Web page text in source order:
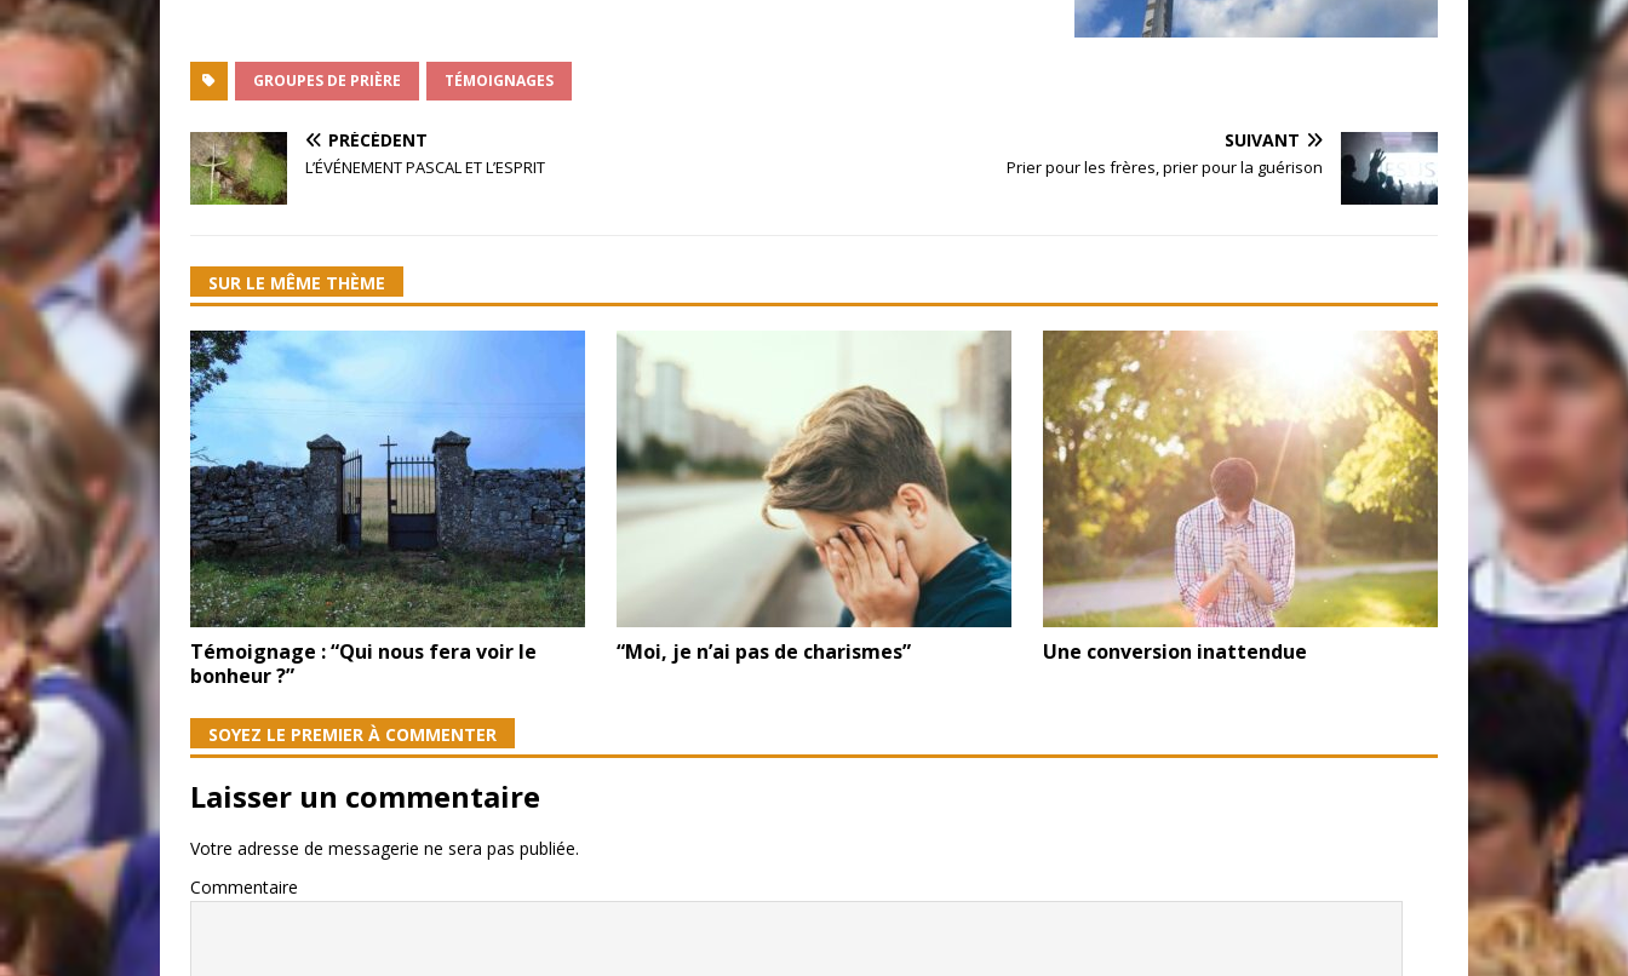
GROUPES DE PRIÈRE TÉMOIGNAGES
PRÉCÉDENT
L’ÉVÉNEMENT PASCAL ET L’ESPRIT
SUIVANT
Prier pour les frères, prier pour la guérison
SUR LE MÊME THÈME
Témoignage : “Qui nous fera voir le
bonheur ?”
“Moi, je n’ai pas de charismes” Une conversion inattendue
SOYEZ LE PREMIER À COMMENTER
Laisser un commentaire
Votre adresse de messagerie ne sera pas publiée.
Commentaire